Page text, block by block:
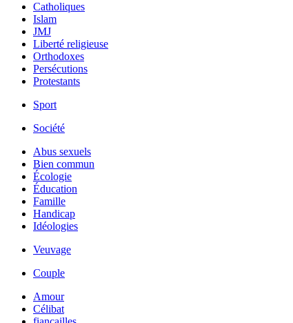
Catholiques
Islam
JMJ
Liberté religieuse
Orthodoxes
Persécutions
Protestants
Sport
Société
Abus sexuels
Bien commun
Écologie
Éducation
Famille
Handicap
Idéologies
Veuvage
Couple
Amour
Célibat